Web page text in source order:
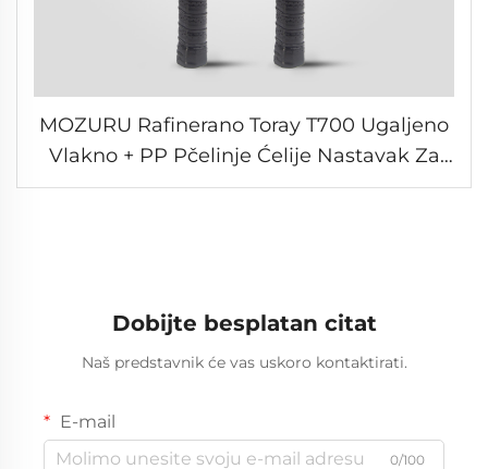
MOZURU Rafinerano Toray T700 Ugaljeno
Vlakno + PP Pčelinje Ćelije Nastavak Za
Stolni Tenis (Hrapava Površina)
Dobijte besplatan citat
Naš predstavnik će vas uskoro kontaktirati.
E-mail
0/100